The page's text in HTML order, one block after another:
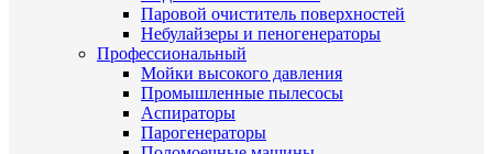
Паровой очиститель поверхностей
Небулайзеры и пеногенераторы
Профессиональный
Мойки высокого давления
Промышленные пылесосы
Аспираторы
Парогенераторы